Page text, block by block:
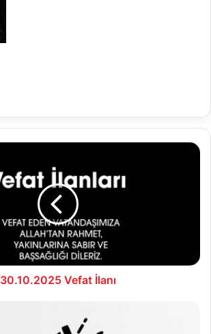
30.10.2025 Vefat İlanı